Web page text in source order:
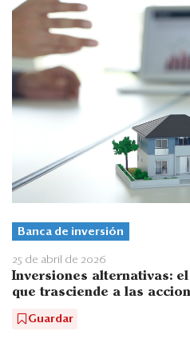
Banca de inversión
25 de abril de 2026
Inversiones alternativas:
que trasciende a las
Guardar